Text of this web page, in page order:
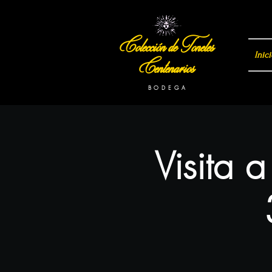
Visita
Colección de Toneles
Centenarios
B O D E G A